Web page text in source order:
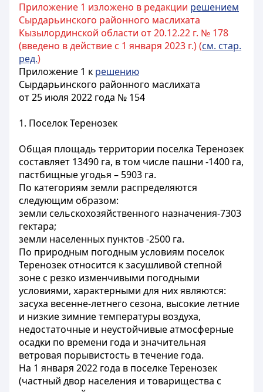
Приложение 1 изложено в редакции решением
Сырдарьинского районного маслихата
Кызылординской области от 20.12.22 г. № 178
(введено в действие с 1 января 2023 г.) (см. стар.
ред.)
Приложение 1 к решению
Сырдарьинского районного маслихата
от 25 июля 2022 года № 154
1. Поселок Теренозек
Общая площадь территории поселка Теренозек
составляет 13490 га, в том числе пашни -1400 га,
пастбищные угодья – 5903 га.
По категориям земли распределяются
следующим образом:
земли сельскохозяйственного назначения-7303
гектара;
земли населенных пунктов -2500 га.
По природным погодным условиям поселок
Теренозек относится к засушливой степной
зоне с резко изменчивыми погодными
условиями, характерными для них являются:
засуха весенне-летнего сезона, высокие летние
и низкие зимние температуры воздуха,
недостаточные и неустойчивые атмосферные
осадки по времени года и значительная
ветровая порывистость в течение года.
На 1 января 2022 года в поселке Теренозек
(частный двор населения и товарищества с